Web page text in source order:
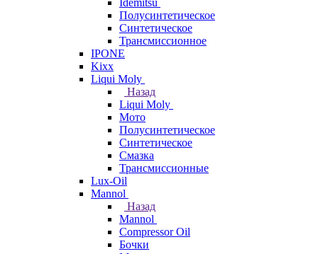
Idemitsu
Полусинтетическое
Синтетическое
Трансмиссионное
IPONE
Kixx
Liqui Moly
Назад
Liqui Moly
Мото
Полусинтетическое
Синтетическое
Смазка
Трансмиссионные
Lux-Oil
Mannol
Назад
Mannol
Compressor Oil
Бочки